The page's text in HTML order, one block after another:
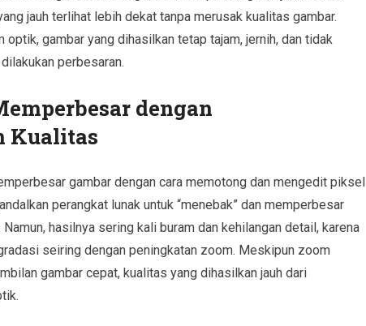
jauh terlihat lebih dekat tanpa merusak kualitas gambar.
optik, gambar yang dihasilkan tetap tajam, jernih, dan tidak
perbesaran.
dengan
Kualitas
gambar dengan cara memotong dan mengedit piksel
perangkat lunak untuk “menebak” dan memperbesar
hasilnya sering kali buram dan kehilangan detail, karena
seiring dengan peningkatan zoom. Meskipun zoom
gambar cepat, kualitas yang dihasilkan jauh dari